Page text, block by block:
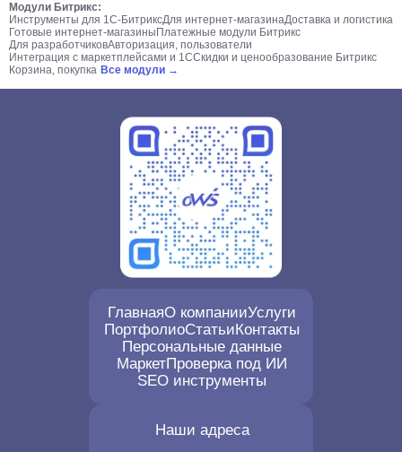
Модули Битрикс:
Инструменты для 1С-БитриксДля интернет-магазинаДоставка и логистика
Готовые интернет-магазины Платежные модули Битрикс
Для разработчиковАвторизация, пользователи
Интеграция с маркетплейсами и 1ССкидки и ценообразование Битрикс
Корзина, покупка Все модули →
ГлавнаяО компанииУслуги
ПортфолиоСтатьиКонтакты
Персональные данные
МаркетПроверка под ИИ
SEO инструменты
Наши адреса